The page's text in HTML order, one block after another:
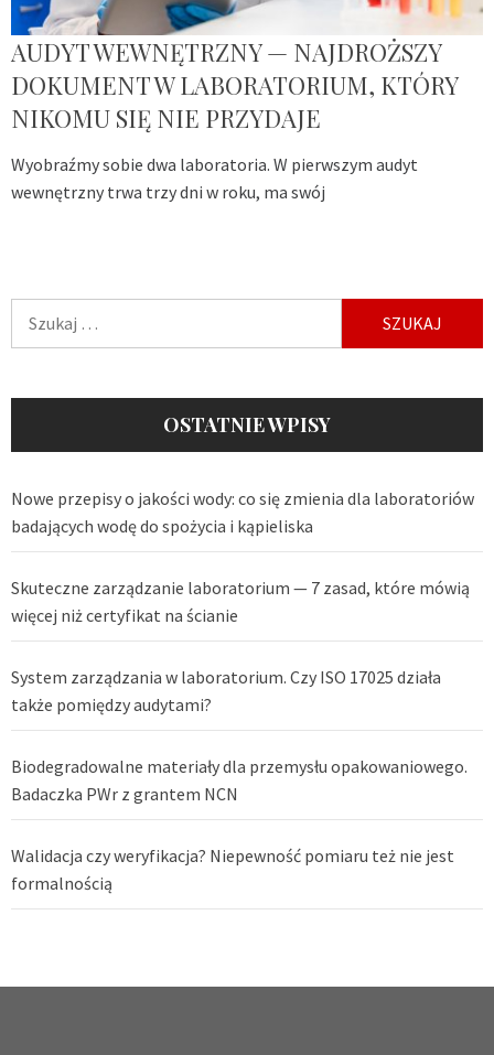
AUDYT WEWNĘTRZNY — NAJDROŻSZY
DOKUMENT W LABORATORIUM, KTÓRY
NIKOMU SIĘ NIE PRZYDAJE
Wyobraźmy sobie dwa laboratoria. W pierwszym audyt
wewnętrzny trwa trzy dni w roku, ma swój
OSTATNIE WPISY
Nowe przepisy o jakości wody: co się zmienia dla laboratoriów
badających wodę do spożycia i kąpieliska
Skuteczne zarządzanie laboratorium — 7 zasad, które mówią
więcej niż certyfikat na ścianie
System zarządzania w laboratorium. Czy ISO 17025 działa
także pomiędzy audytami?
Biodegradowalne materiały dla przemysłu opakowaniowego.
Badaczka PWr z grantem NCN
Walidacja czy weryfikacja? Niepewność pomiaru też nie jest
formalnością